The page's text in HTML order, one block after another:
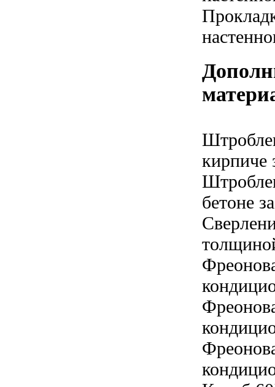
кирпиче
бетоне